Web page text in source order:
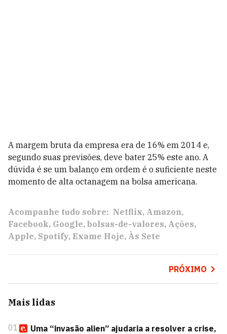
A margem bruta da empresa era de 16% em 2014 e,
segundo suas previsões, deve bater 25% este ano. A
dúvida é se um balanço em ordem é o suficiente neste
momento de alta octanagem na bolsa americana.
Acompanhe tudo sobre: Netflix Amazon
Facebook Google bolsas-de-valores Ações
Apple Spotify Exame Hoje Às Sete
PRÓXIMO
Mais lidas
01
Uma “invasão alien” ajudaria a resolver a crise,